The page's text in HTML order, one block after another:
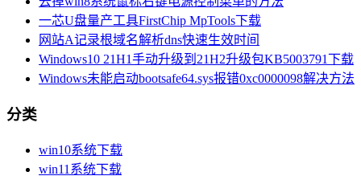
一芯U盘量产工具FirstChip MpTools下载
网站A记录根域名解析dns快速生效时间
Windows10 21H1手动升级到21H2升级包KB5003791下载
Windows未能启动bootsafe64.sys报错0xc0000098解决方法
分类
win10系统下载
win11系统下载